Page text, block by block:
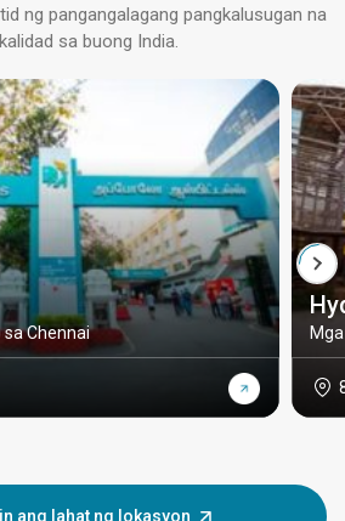
ng pangangalagang pangkalusugan na
sa buong India.
Chennai
ang lahat ng lokasyon